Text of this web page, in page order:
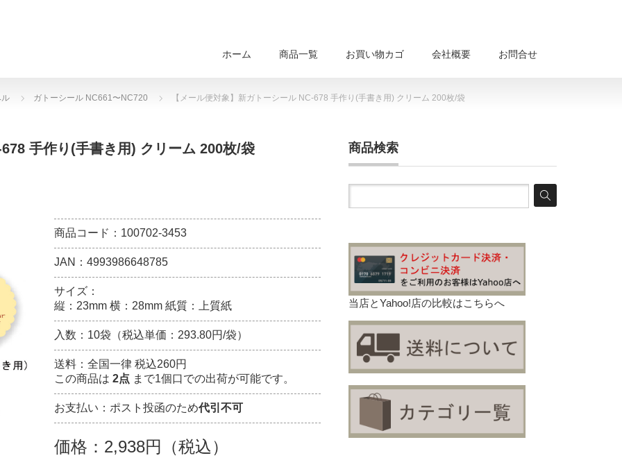
ホーム 商品一覧 お買い物カゴ 会社概要 お問合せ
ガトーシール NC661〜NC720 【メール便対象】新ガトーシール NC-678 手作り(手書き用) クリーム 200枚/袋
手作り(手書き用) クリーム 200枚/袋
商品コード：100702-3453
JAN：4993986648785
サイズ：
縦：23mm 横：28mm 紙質：上質紙
入数：10袋（税込単価：293.80円/袋）
送料：全国一律 税込260円
この商品は 2点 まで1個口での出荷が可能です。
お支払い：ポスト投函のため代引不可
価格：2,938円（税込）
商品検索
当店とYahoo!店の比較はこちらへ